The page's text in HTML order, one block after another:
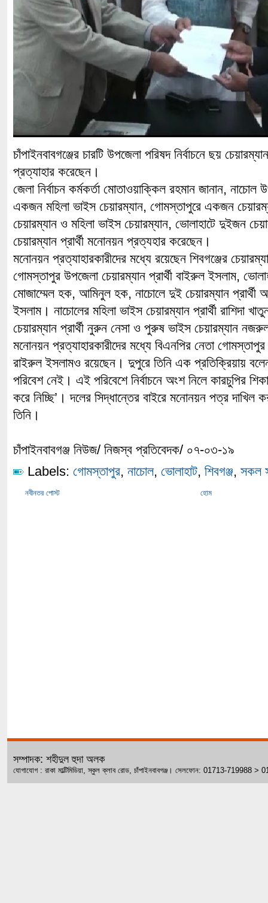
চাঁপাইনবাবগঞ্জের চারটি উপজেলা পরিষদ নির্বাচনে ছয়
প্রত্যাহার করেছেন।
জেলা নির্বাচন কর্মকর্তা মোতাওয়াক্কিল রহমান জানান,
একজন মহিলা ভাইস চেয়ারম্যান, গোমস্তাপুরে একজন
চেয়ারম্যান ও মহিলা ভাইস চেয়ারম্যান, ভোলাহাটে দুইজন
চেয়ারম্যান প্রার্থী মনোনয়ন প্রত্যহার করেছেন।
মনোনয়ন প্রত্যাহারকারীদের মধ্যে রয়েছেন শিবগঞ্জের
গোমস্তাপুর উপজেলা চেয়ারম্যান প্রার্থী বাইরুল ইসলাম,
মোজাম্মেল হক, আমিনুল হক, নাচোলে দুই চেয়ারম্যান
ইসলাম। নাচোলের মহিলা ভাইস চেয়ারম্যান প্রার্থী রাশিদা
চেয়ারম্যান প্রার্থী নুরুন নেসা ও পুরুষ ভাইস চেয়ারম্যান
মনোনয়ন প্রত্যাহারকারীদের মধ্যে বিএনপির নেতা গোমস্তাপুর
রাইরুল ইসলামও রয়েছেন। দুপুরে তিনি এক প্রতিক্রিয়ায়
পরিবেশ নেই। এই পরিবেশে নির্বাচনে অংশ নিলে কারচুপির
করে নিচ্ছি’। দলের সিদ্ধান্তের বাইরে মনোনয়ন পত্র দাখিল
তিনি।
চাঁপাইনবাবগঞ্জ নিউজ/ নিজস্ব প্রতিবেদক/ ০৭-০৩-১৯
Labels: গোমস্তাপুর, নাচোল, ভোলাহাট, শিবগঞ্জ, সকল
নবীনতর পোস্ট হোম
সম্পাদক: শহীদুল হুদা অলক
যোগাযোগ : রাকা মাল্টিমিডিয়া, স্কুল ক্লাব রোড, চাঁপাইনবাবগঞ্জ। সেলফোন: 01713-